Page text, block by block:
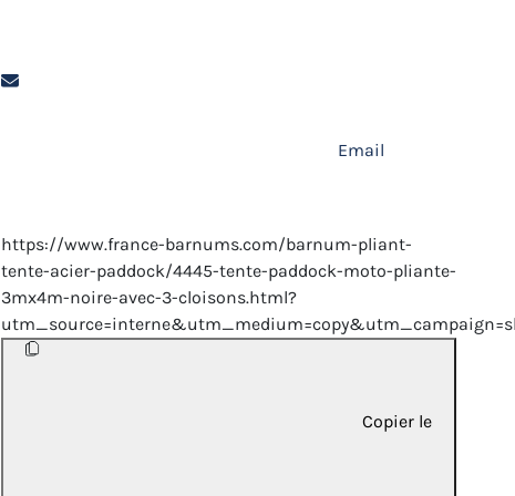
Email
https://www.france-barnums.com/barnum-pliant-
tente-acier-paddock/4445-tente-paddock-moto-pliante-
3mx4m-noire-avec-3-cloisons.html?
Copier le